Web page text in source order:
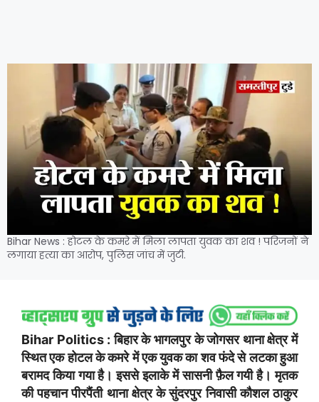
Bihar News : होटल के कमरे में मिला लापता युवक का शव ! परिजनों ने
लगाया हत्या का आरोप, पुलिस जांच में जुटी.
Bihar Politics : बिहार के भागलपुर के जोगसर थाना क्षेत्र में
स्थित एक होटल के कमरे में एक युवक का शव फंदे से लटका हुआ
बरामद किया गया है। इससे इलाके में सासनी फ़ैल गयी है।मृतक
की पहचान पीरपैंती थाना क्षेत्र के सुंदरपुर निवासी कौशल ठाकुर